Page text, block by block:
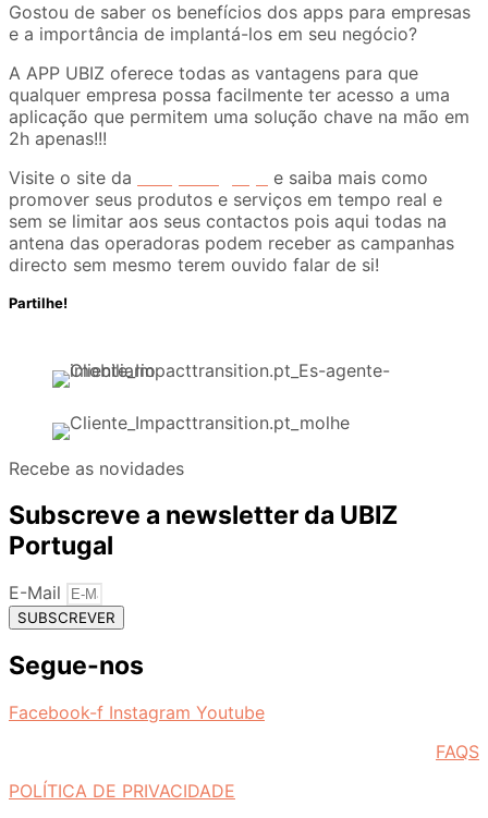
Gostou de saber os benefícios dos apps para empresas
e a importância de implantá-los em seu negócio?
A APP UBIZ oferece todas as vantagens para que
qualquer empresa possa facilmente ter acesso a uma
aplicação que permitem uma solução chave na mão em
2h apenas!!!
Visite o site da
e saiba mais como
promover seus produtos e serviços em tempo real e
sem se limitar aos seus contactos pois aqui todas na
antena das operadoras podem receber as campanhas
directo sem mesmo terem ouvido falar de si!
Partilhe!
Recebe as novidades
Subscreve a newsletter da UBIZ
Portugal
E-Mail
SUBSCREVER
Segue-nos
Facebook-f Instagram Youtube
FAQS
POLÍTICA DE PRIVACIDADE